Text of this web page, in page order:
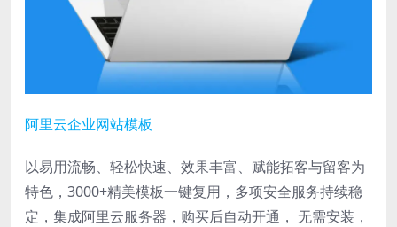
阿里云企业网站模板
以易用流畅、轻松快速、效果丰富、赋能拓客与留客为
特色，3000+精美模板一键复用，多项安全服务持续稳
定，集成阿里云服务器，购买后自动开通， 无需安装，